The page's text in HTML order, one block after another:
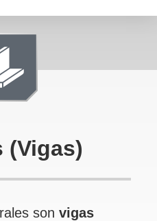
(Vigas)
son vigas